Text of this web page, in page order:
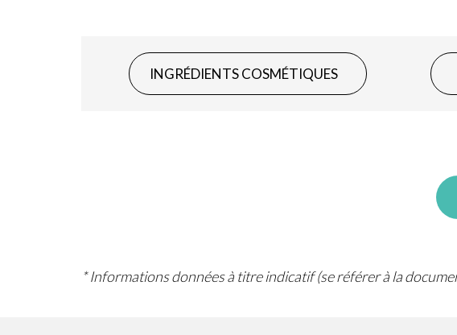
INGRÉDIENTS COSMÉTIQUES
* Informations données à titre indicatif (se référer à la